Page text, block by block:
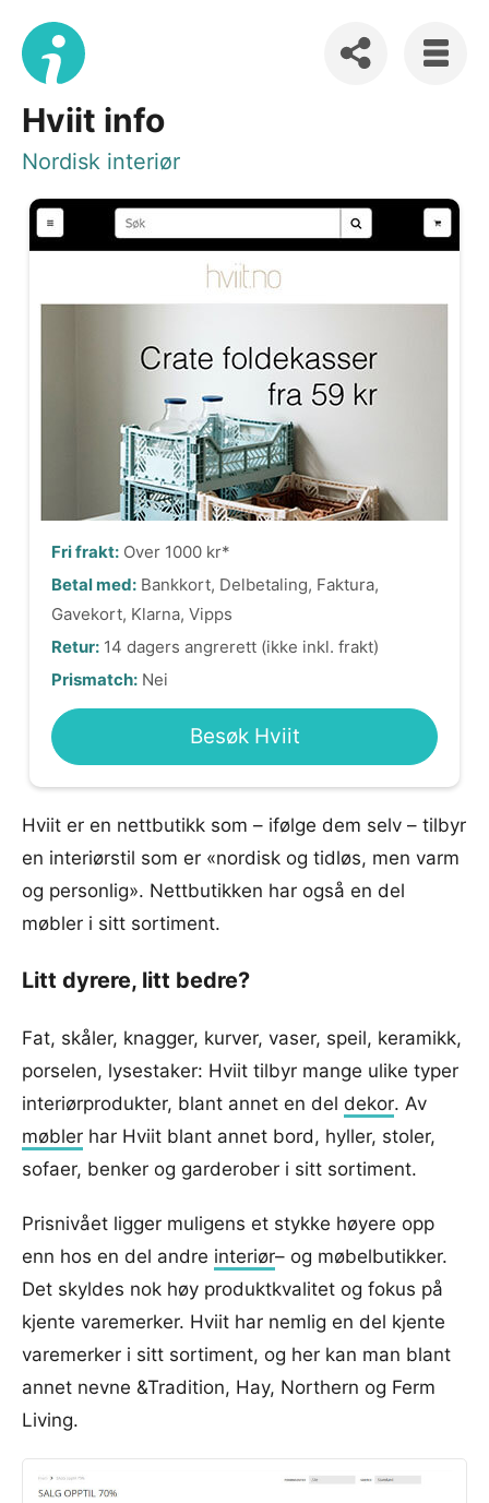
Hviit info
Nordisk interiør
Fri frakt: Over 1000 kr*
Betal med: Bankkort, Delbetaling, Faktura,
Gavekort, Klarna, Vipps
Retur: 14 dagers angrerett (ikke inkl. frakt)
Prismatch: Nei
Besøk Hviit
Hviit er en nettbutikk som – ifølge dem selv – tilbyr
en interiørstil som er «nordisk og tidløs, men varm
og personlig». Nettbutikken har også en del
møbler i sitt sortiment.
Litt dyrere, litt bedre?
Fat, skåler, knagger, kurver, vaser, speil, keramikk,
porselen, lysestaker: Hviit tilbyr mange ulike typer
interiørprodukter, blant annet en del dekor. Av
møbler har Hviit blant annet bord, hyller, stoler,
sofaer, benker og garderober i sitt sortiment.
Prisnivået ligger muligens et stykke høyere opp
enn hos en del andre interiør– og møbelbutikker.
Det skyldes nok høy produktkvalitet og fokus på
kjente varemerker. Hviit har nemlig en del kjente
varemerker i sitt sortiment, og her kan man blant
annet nevne &Tradition, Hay, Northern og Ferm
Living.